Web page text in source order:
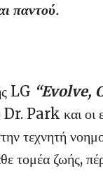
παντού.
LG “Evolve,
Dr. Park και οι
τεχνητή
τομέα ζωής,